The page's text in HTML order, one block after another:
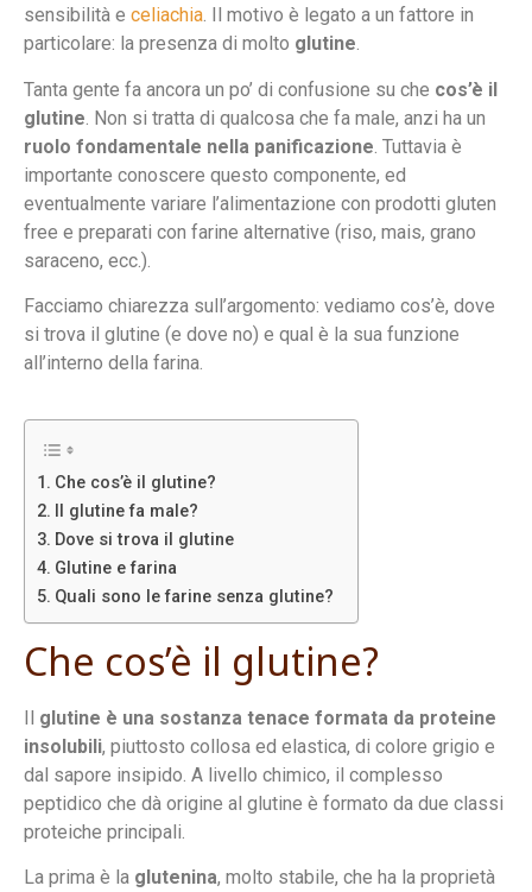
sensibilità e celiachia. Il motivo è legato a un fattore in
particolare: la presenza di molto glutine.
Tanta gente fa ancora un po’ di confusione su che cos’è il
glutine . Non si tratta di qualcosa che fa male, anzi ha un
ruolo fondamentale nella panificazione . Tuttavia è
importante conoscere questo componente, ed
eventualmente variare l’alimentazione con prodotti gluten
free e preparati con farine alternative (riso, mais, grano
saraceno, ecc.).
Facciamo chiarezza sull’argomento: vediamo cos’è, dove
si trova il glutine (e dove no) e qual è la sua funzione
all’interno della farina.
Che cos’è il glutine?
Il glutine fa male?
Dove si trova il glutine
Glutine e farina
Quali sono le farine senza glutine?
Che cos’è il glutine?
Il glutine è una sostanza tenace formata da proteine
insolubili, piuttosto collosa ed elastica, di colore grigio e
dal sapore insipido. A livello chimico, il complesso
peptidico che dà origine al glutine è formato da due classi
proteiche principali.
La prima è la glutenina, molto stabile, che ha la proprietà